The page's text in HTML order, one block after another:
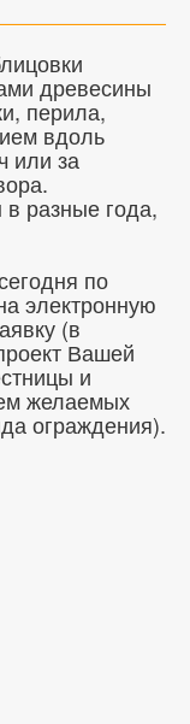
древесины
перила,
вдоль
или за
разные года,
по
электронную
(в
Вашей
и
желаемых
ограждения).